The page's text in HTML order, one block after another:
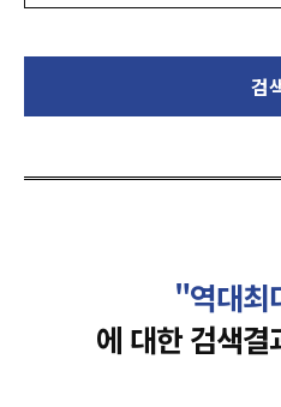
검
"역대최
에 대한 검색